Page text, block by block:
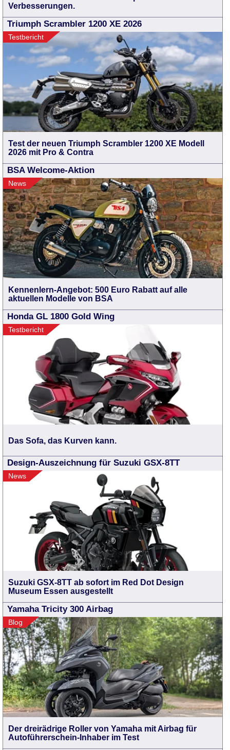
Verbesserungen.
Triumph Scrambler 1200 XE 2026
Testbericht
Test der neuen Triumph Scrambler 1200 XE Modell
2026 mit Pro & Contra
BSA Welcome-Aktion
News
Kennenlern-Angebot: 500 Euro Rabatt auf alle
aktuellen Modelle von BSA
Honda GL 1800 Gold Wing
Testbericht
Das Sofa, das Kurven kann.
Design-Auszeichnung für Suzuki GSX-8TT
News
Suzuki GSX-8TT ab sofort im Red Dot Design
Museum Essen ausgestellt
Yamaha Tricity 300 Airbag
Blog
Der dreirädrige Roller von Yamaha mit Airbag für
Autoführerschein-Inhaber im Test